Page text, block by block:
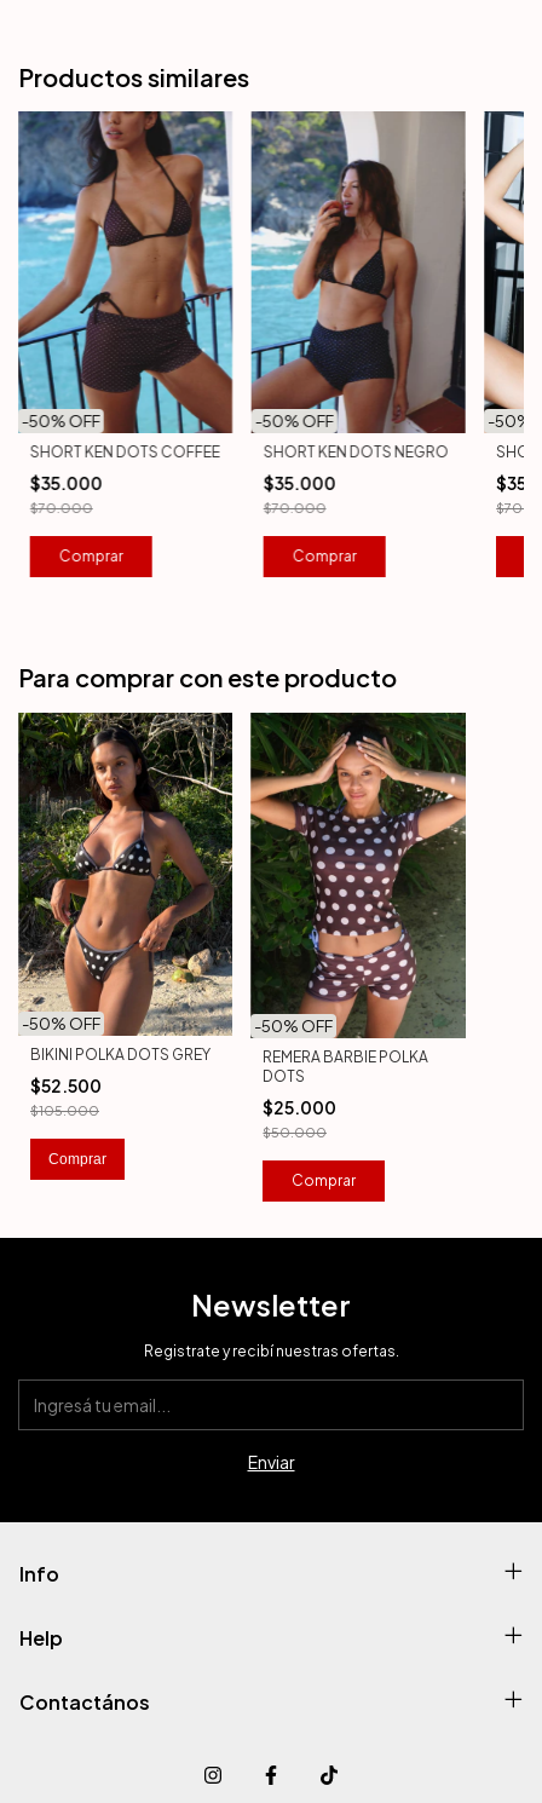
Productos similares
-50% OFF
SHORT KEN DOTS COFFEE
$35.000
$70.000
Comprar
-50% OFF
SHORT KEN DOTS NEGRO
$35.000
$70.000
Comprar
-50%
Para comprar con este producto
-50% OFF
BIKINI POLKA DOTS GREY
$52.500
$105.000
Comprar
-50% OFF
REMERA BARBIE POLKA
DOTS
$25.000
$50.000
Comprar
Newsletter
Registrate y recibí nuestras ofertas.
Info
Help
Contactános